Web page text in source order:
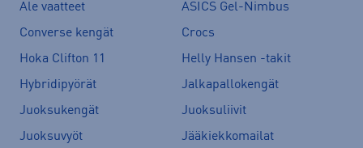
Ale vaatteet
ASICS Gel-Nimbus
Converse kengät
Crocs
Hoka Clifton 11
Helly Hansen -takit
Hybridipyörät
Jalkapallokengät
Juoksukengät
Juoksuliivit
Juoksuvyöt
Jääkiekkomailat